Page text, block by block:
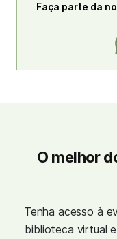
Faça parte da
O melhor
Tenha acesso à
biblioteca virtual